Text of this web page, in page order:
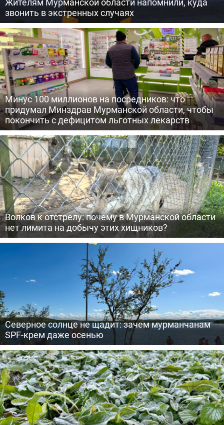
звонить в экстренных случаях
Минус 100 миллионов на посредников: что
придумал Минздрав Мурманской области, чтобы
покончить с дефицитом льготных лекарств
Волков к отстрелу: почему в Мурманской области
нет лимита на добычу этих хищников?
Северное солнце не щадит: зачем мурманчанам
SPF-крем даже осенью